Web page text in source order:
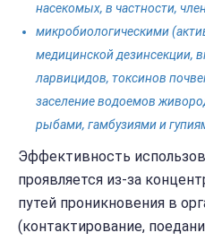
насекомых, в частности,
микробиологическими
медицинской дезинсекции,
ларвицидов, токсинов
заселение водоемов
рыбами, гамбузиями и
Эффективность
проявляется из-за
путей проникновения в
(контактирование,